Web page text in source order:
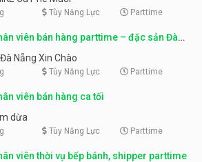
Tùy Năng Lực Parttime
viên bán hàng parttime – đặc sản Đà
Nẵng Xin Chào
Tùy Năng Lực Parttime
viên bán hàng ca tối
dừa
Tùy Năng Lực Parttime
viên thời vụ bếp bánh, shipper parttime